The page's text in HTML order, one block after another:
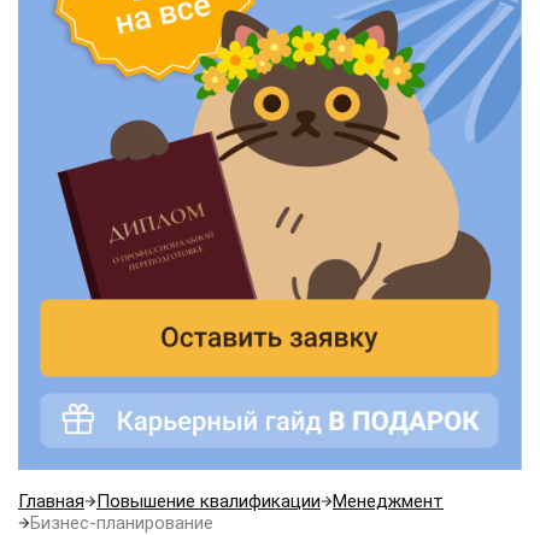
Главная Повышение квалификации
Менеджмент
Бизнес-планирование